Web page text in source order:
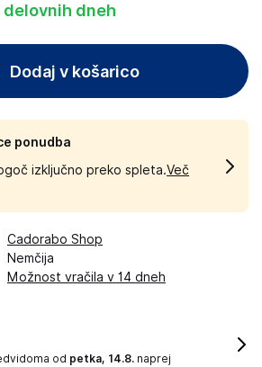
delovnih dneh
Dodaj v košarico
ponudba
izključno preko spleta.Več
Cadorabo Shop
Nemčija
Možnost vračila v 14 dneh
od petka, 14.8. naprej